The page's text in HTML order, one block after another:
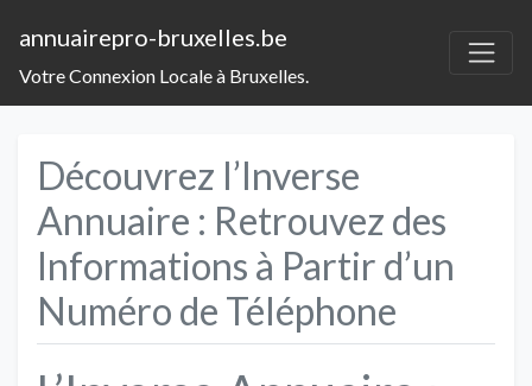
annuairepro-bruxelles.be
Votre Connexion Locale à Bruxelles.
Découvrez l’Inverse
Annuaire : Retrouvez des
Informations à Partir d’un
Numéro de Téléphone